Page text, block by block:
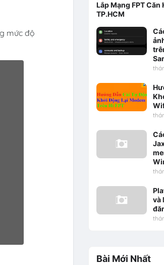
mức độ
Lắp Mạng FPT Căn
TP.HCM
và
Bài Mới Nhất